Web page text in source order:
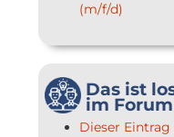
(m/f/d)
Das ist
im Forum
Dieser